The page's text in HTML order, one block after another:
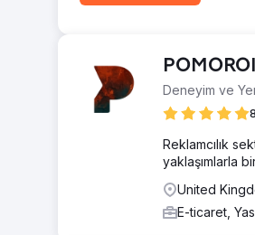
POMOROI
Deneyim ve
Reklamcılık
yaklaşımlarla
United
E-ticaret,